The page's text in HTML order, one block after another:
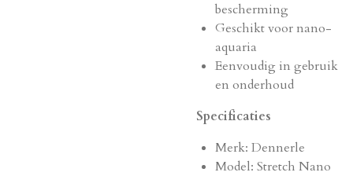
bescherming
Geschikt voor nano-
aquaria
Eenvoudig in gebruik
en onderhoud
Specificaties
Merk: Dennerle
Model: Stretch Nano